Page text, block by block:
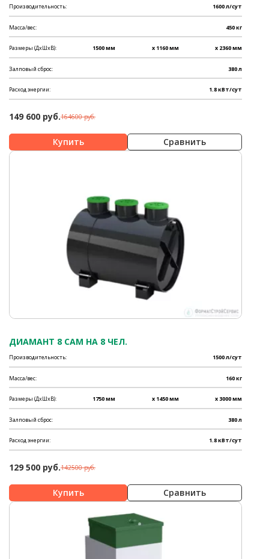
Производительность: 1600 л/сут
Масса/вес: 450 кг
Размеры (ДхШхВ): 1500 мм x 1160 мм x 2360 мм
Залповый сброс: 380 л
Расход энергии: 1.8 кВт/сут
149 600 руб.164600 руб.
Сравнить
ДИАМАНТ 8 САМ НА 8 ЧЕЛ.
Производительность: 1500 л/сут
Масса/вес: 160 кг
Размеры (ДхШхВ): 1750 мм x 1450 мм x 3000 мм
Залповый сброс: 380 л
Расход энергии: 1.8 кВт/сут
129 500 руб.142500 руб.
Сравнить